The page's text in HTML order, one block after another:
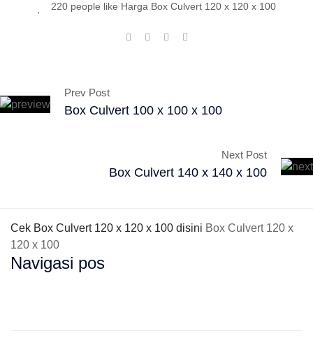
220 people like Harga Box Culvert 120 x 120 x 100
Prev Post
Box Culvert 100 x 100 x 100
Next Post
Box Culvert 140 x 140 x 100
Cek Box Culvert 120 x 120 x 100 disini Box Culvert 120 x
120 x 100
Navigasi pos